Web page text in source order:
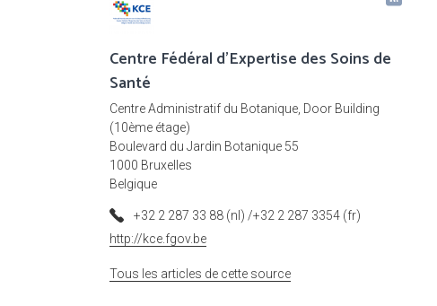
Centre Fédéral d'Expertise des Soins de
Santé
Centre Administratif du Botanique, Door Building
(10ème étage)
Boulevard du Jardin Botanique 55
1000 Bruxelles
Belgique
+32 2 287 33 88 (nl) /+32 2 287 3354 (fr)
http://kce.fgov.be
Tous les articles de cette source